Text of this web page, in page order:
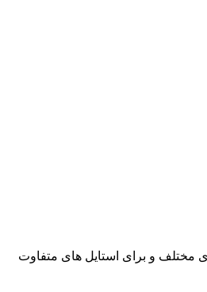
مختلف و برای استایل های متفاوت